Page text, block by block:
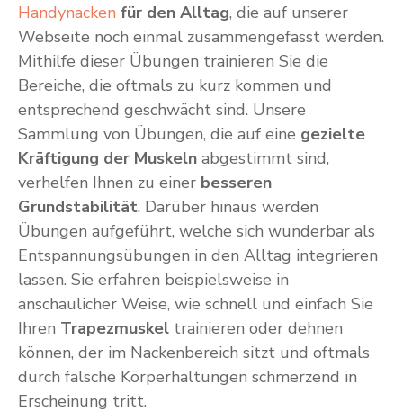
Handynacken für den Alltag, die auf unserer
Webseite noch einmal zusammengefasst werden.
Mithilfe dieser Übungen trainieren Sie die
Bereiche, die oftmals zu kurz kommen und
entsprechend geschwächt sind. Unsere
Sammlung von Übungen, die auf eine gezielte
Kräftigung der Muskeln abgestimmt sind,
verhelfen Ihnen zu einer besseren
Grundstabilität. Darüber hinaus werden
Übungen aufgeführt, welche sich wunderbar als
Entspannungsübungen in den Alltag integrieren
lassen. Sie erfahren beispielsweise in
anschaulicher Weise, wie schnell und einfach Sie
Ihren Trapezmuskel trainieren oder dehnen
können, der im Nackenbereich sitzt und oftmals
durch falsche Körperhaltungen schmerzend in
Erscheinung tritt.